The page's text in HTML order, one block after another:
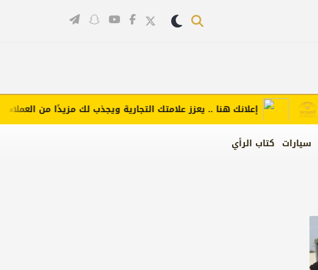
سيارات كتاب الرأي
إعلانك هنا .. يعزز علامتك التجارية ويجذب لك مزيدًا من العملاء (اضغط